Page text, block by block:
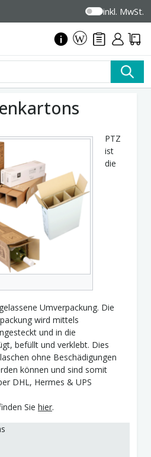
inkl. MwSt.
PTZ
ist
die
Umverpackung. Die
wird mittels
und in die
befüllt und verklebt. Dies
ohne Beschädigungen
können und sind somit
DHL, Hermes & UPS
Sie hier.